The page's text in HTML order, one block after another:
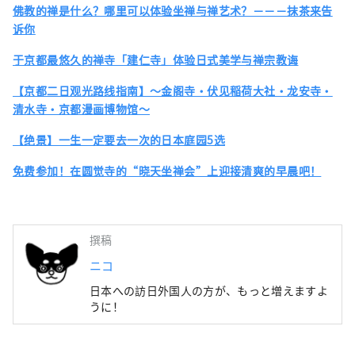
佛教的禅是什么？哪里可以体验坐禅与禅艺术？－－－抹茶来告
诉你
于京都最悠久的禅寺「建仁寺」体验日式美学与禅宗教诲
【京都二日观光路线指南】〜金阁寺・伏见稲荷大社・龙安寺・
清水寺・京都漫画博物馆〜
【绝景】一生一定要去一次的日本庭园5选
免费参加！在圆觉寺的“晓天坐禅会”上迎接清爽的早晨吧！
撰稿
ニコ
日本への訪日外国人の方が、もっと増えますよ
うに！